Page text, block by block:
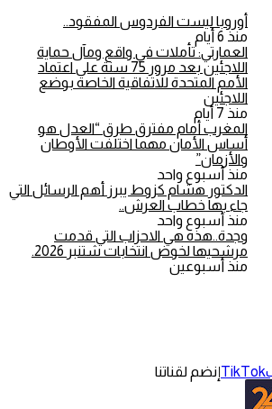
أوروبا ليست الفردوس المفقود..
منذ 6 أيام
العمارتي: تأملات في واقع ومآل حماية
اللاجئين بعد مرور 75 سنة على اعتماد
الأمم المتحدة للاتفاقية الخاصة بوضع
اللاجئين
منذ 7 أيام
المغرب أمام مفترق طرق “العدل هو
أساس الأمان مهما اختلفت الأوطان
والأزمان”
منذ أسبوع واحد
الدكتور هشام كزوط يبرز أهم الرسائل التي
جاء بها خطاب العرش..
منذ أسبوع واحد
وجدة..هذه هي الاحزاب التي قدمت
مرشحيها لخوض انتخابات شتنبر 2026.
منذ أسبوعين
‫TikTokإنضم لقناتنا